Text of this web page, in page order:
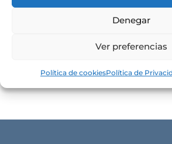
Denegar
Ver preferencias
Política de cookiesPolítica de